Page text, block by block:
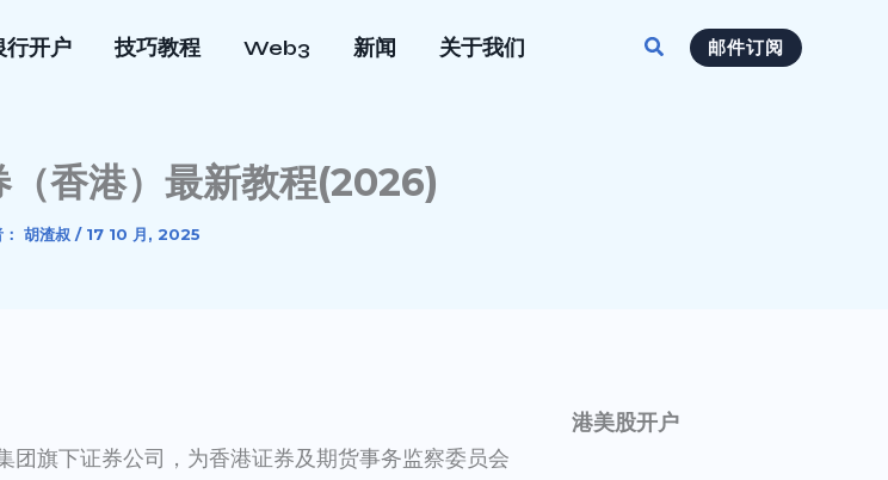
行开户 技巧教程 Web3 新闻 关于我们
搜
邮件订阅
（香港）最新教程(2026)
胡渣叔 / 17 10 月, 2025
团旗下证券公司，为香港证券及期货事务监察委员会
港美股开户